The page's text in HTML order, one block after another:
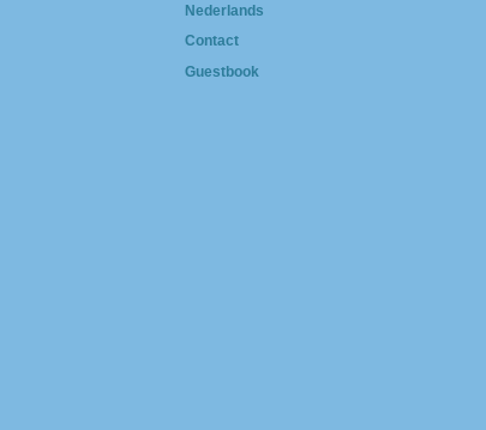
Nederlands
Contact
Guestbook